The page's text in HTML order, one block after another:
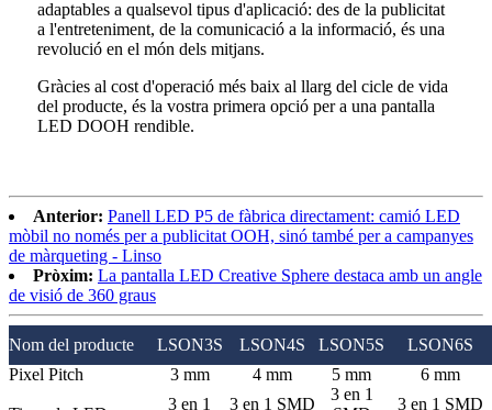
adaptables a qualsevol tipus d'aplicació: des de la publicitat
a l'entreteniment, de la comunicació a la informació, és una
revolució en el món dels mitjans.
Gràcies al cost d'operació més baix al llarg del cicle de vida
del producte, és la vostra primera opció per a una pantalla
LED DOOH rendible.
Anterior: Panell LED P5 de fàbrica directament: camió LED
mòbil no només per a publicitat OOH, sinó també per a campanyes
de màrqueting - Linso
Pròxim: La pantalla LED Creative Sphere destaca amb un angle
de visió de 360 ​​graus
Nom del producte LSON3S LSON4S LSON5S
LSON6S
Pixel Pitch
3 mm 4 mm 5 mm 6 mm
3 en 1
3 en 1 SMD
3 en 1
3 en 1 SMD